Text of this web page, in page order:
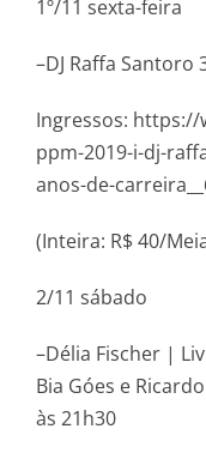
1º/11 sexta-feira
–DJ Raffa Santoro
Ingressos:
ppm-2019-i-dj-
anos-de-
(Inteira: R$ 40/
2/11 sábado
–Délia Fischer |
Bia Góes e
às 21h30